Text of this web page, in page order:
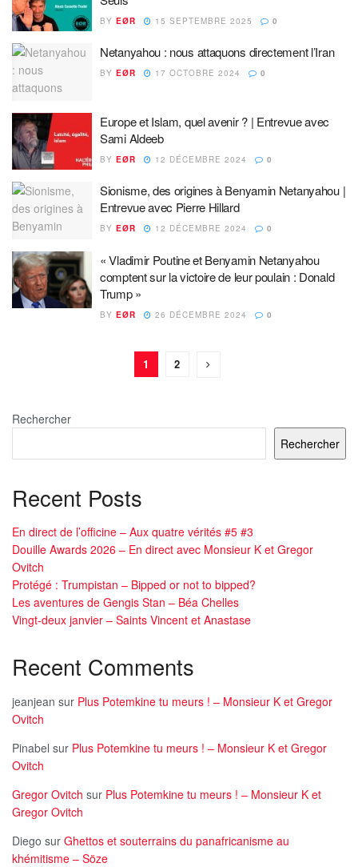
BY EØR 15 SEPTEMBRE 2025 0
Netanyahou : nous attaquons directement l’Iran
BY EØR 17 OCTOBRE 2024 0
Europe et Islam, quel avenir ? | Entrevue avec
Sami Aldeeb
BY EØR 12 DÉCEMBRE 2024 0
Sionisme, des origines à Benyamin Netanyahou |
Entrevue avec Pierre Hillard
BY EØR 12 DÉCEMBRE 2024 0
« Vladimir Poutine et Benyamin Netanyahou
comptent sur la victoire de leur poulain : Donald
Trump »
BY EØR 26 DÉCEMBRE 2024 0
1 2
Rechercher
Rechercher
Recent Posts
En direct de l’officine – Aux quatre vérités #5 #3
Douille Awards 2026 – En direct avec Monsieur K et Gregor
Ovitch
Protégé : Trumpistan – Bipped or not to bipped?
Les aventures de Gengis Stan – Béa Chelles
Vingt-deux janvier – Saints Vincent et Anastase
Recent Comments
jeanjean sur Plus Potemkine tu meurs ! – Monsieur K et Gregor
Ovitch
Pinabel sur Plus Potemkine tu meurs ! – Monsieur K et Gregor
Ovitch
Gregor Ovitch sur Plus Potemkine tu meurs ! – Monsieur K et
Gregor Ovitch
Diego sur Ghettos et souterrains du panafricanisme au
khémitisme – Söze